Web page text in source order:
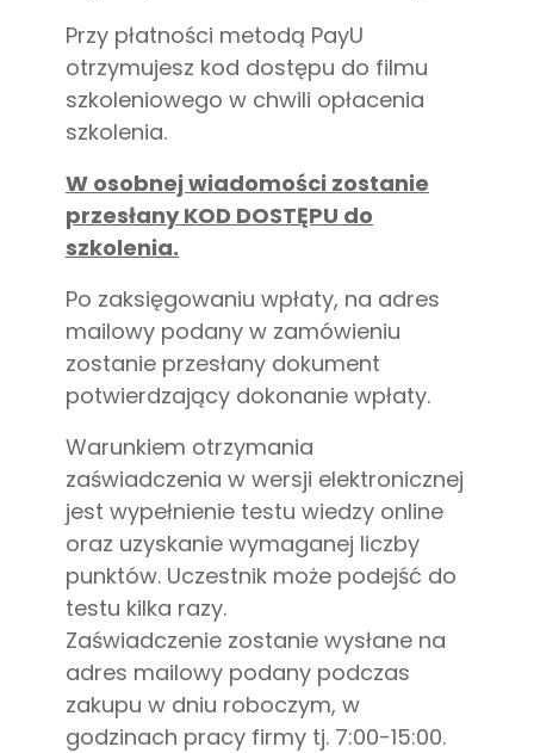
Przy płatności metodą PayU
otrzymujesz kod dostępu do filmu
szkoleniowego w chwili opłacenia
szkolenia.
W osobnej wiadomości zostanie
przesłany KOD DOSTĘPU do
szkolenia.
Po zaksięgowaniu wpłaty, na adres
mailowy podany w zamówieniu
zostanie przesłany dokument
potwierdzający dokonanie wpłaty.
Warunkiem otrzymania
zaświadczenia w wersji elektronicznej
jest wypełnienie testu wiedzy online
oraz uzyskanie wymaganej liczby
punktów. Uczestnik może podejść do
testu kilka razy.
Zaświadczenie zostanie wysłane na
adres mailowy podany podczas
zakupu w dniu roboczym, w
godzinach pracy firmy tj. 7:00-15:00.